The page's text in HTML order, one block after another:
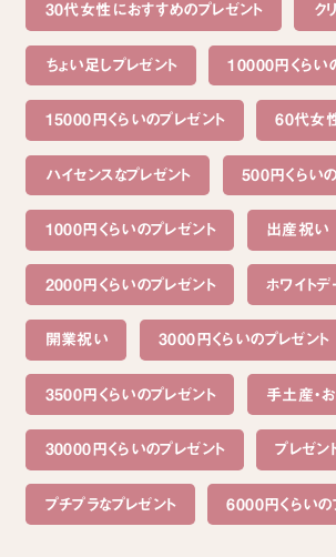
30代女性におすすめのプレゼント ク
ちょい足しプレゼント 10000円くらい
15000円くらいのプレゼント 60代女
ハイセンスなプレゼント 500円くらい
1000円くらいのプレゼント 出産祝い
2000円くらいのプレゼント ホワイト
開業祝い 3000円くらいのプレゼント
3500円くらいのプレゼント 手土産・
30000円くらいのプレゼント プレゼン
プチプラなプレゼント 6000円くらいの